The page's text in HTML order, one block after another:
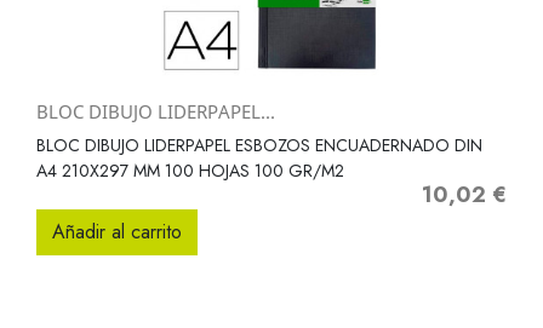
BLOC DIBUJO LIDERPAPEL...
BLOC DIBUJO LIDERPAPEL ESBOZOS ENCUADERNADO DIN
A4 210X297 MM 100 HOJAS 100 GR/M2
Precio
10,02 €
Añadir al carrito